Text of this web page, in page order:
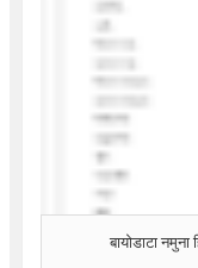
बायोडाटा